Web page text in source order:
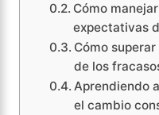
Cómo
expectativas
Cómo
de los
Aprendiendo
el cambio